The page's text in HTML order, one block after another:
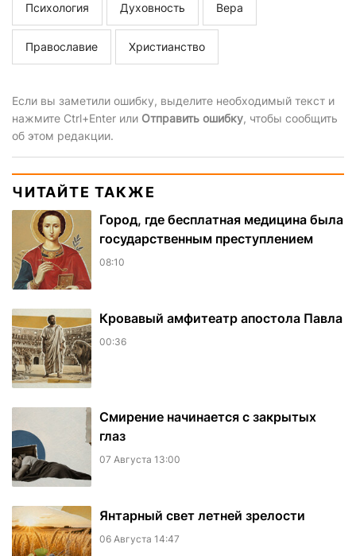
Психология Духовность Вера
Православие Христианство
Если вы заметили ошибку, выделите необходимый текст и
нажмите Ctrl+Enter или Отправить ошибку, чтобы сообщить
об этом редакции.
ЧИТАЙТЕ ТАКЖЕ
Город, где бесплатная медицина была
государственным преступлением
08:10
​Кровавый амфитеатр апостола Павла
00:36
Смирение начинается с закрытых
глаз
07 Августа 13:00
Янтарный свет летней зрелости
06 Августа 14:47